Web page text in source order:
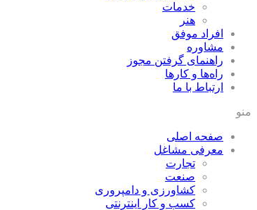
خدمات
هنر
افراد موفق
مشاوره
راهنمای گرفتن مجوز
راه‌ها و كارها
ارتباط با ما
منو
صفحه اصلی
معرفی مشاغل
تجارت
صنعت
كشاورزی و دامپروری
كسب و كار اينترنتی